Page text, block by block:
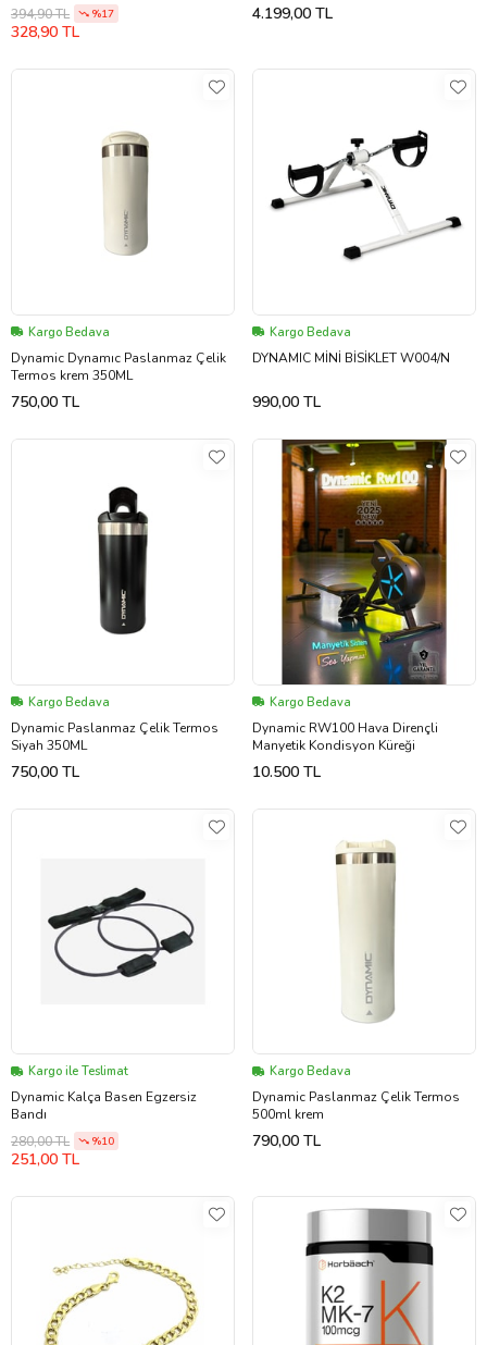
394,90 TL %17
328,90 TL
Ayarlı
4.199,00 TL
Kargo Bedava
Dynamic Dynamıc Paslanmaz Çelik
Termos krem 350ML
750,00 TL
Kargo Bedava
DYNAMIC MİNİ BİSİKLET W004/N
990,00 TL
Kargo Bedava
Dynamic Paslanmaz Çelik Termos
Siyah 350ML
750,00 TL
Kargo Bedava
Dynamic RW100 Hava Dirençli
Manyetik Kondisyon Küreği
10.500 TL
Kargo ile Teslimat
Dynamic Kalça Basen Egzersiz
Bandı
280,00 TL
%10
251,00 TL
Kargo Bedava
Dynamic Paslanmaz Çelik Termos
500ml krem
790,00 TL